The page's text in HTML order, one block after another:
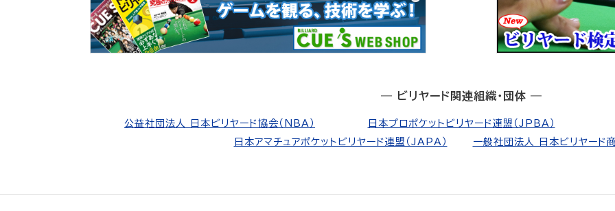
― ビリヤード関連組織・団体 ―
公益社団法人 日本ビリヤード協会（NBA）
日本プロポケットビリヤード連盟（JPBA）
日本アマチュアポケットビリヤード連盟（JAPA）
一般社団法人 日本ビリヤード